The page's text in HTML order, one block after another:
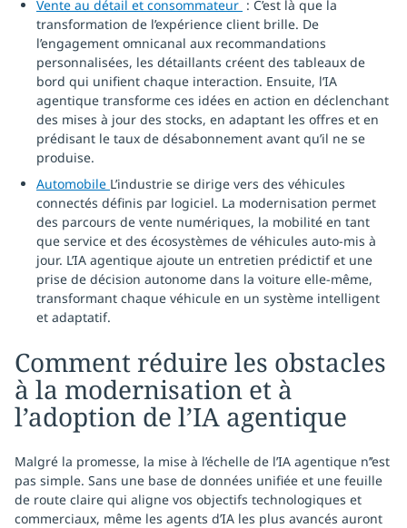
Vente au détail et consommateur : C’est là que la
transformation de l’expérience client brille. De
l’engagement omnicanal aux recommandations
personnalisées, les détaillants créent des tableaux de
bord qui unifient chaque interaction. Ensuite, l’IA
agentique transforme ces idées en action en déclenchant
des mises à jour des stocks, en adaptant les offres et en
prédisant le taux de désabonnement avant qu’il ne se
produise.
Automobile L’industrie se dirige vers des véhicules
connectés définis par logiciel. La modernisation permet
des parcours de vente numériques, la mobilité en tant
que service et des écosystèmes de véhicules auto-mis à
jour. L’IA agentique ajoute un entretien prédictif et une
prise de décision autonome dans la voiture elle-même,
transformant chaque véhicule en un système intelligent
et adaptatif.
Comment réduire les obstacles
à la modernisation et à
l’adoption de l’IA agentique
Malgré la promesse, la mise à l’échelle de l’IA agentique n’’est
pas simple. Sans une base de données unifiée et une feuille
de route claire qui aligne vos objectifs technologiques et
commerciaux, même les agents d’IA les plus avancés auront